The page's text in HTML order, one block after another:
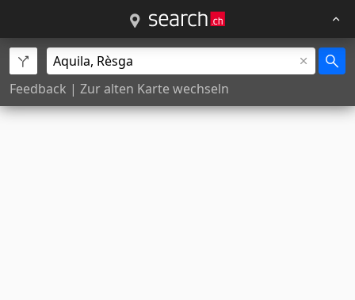
Feedback | Zur alten Karte wechseln